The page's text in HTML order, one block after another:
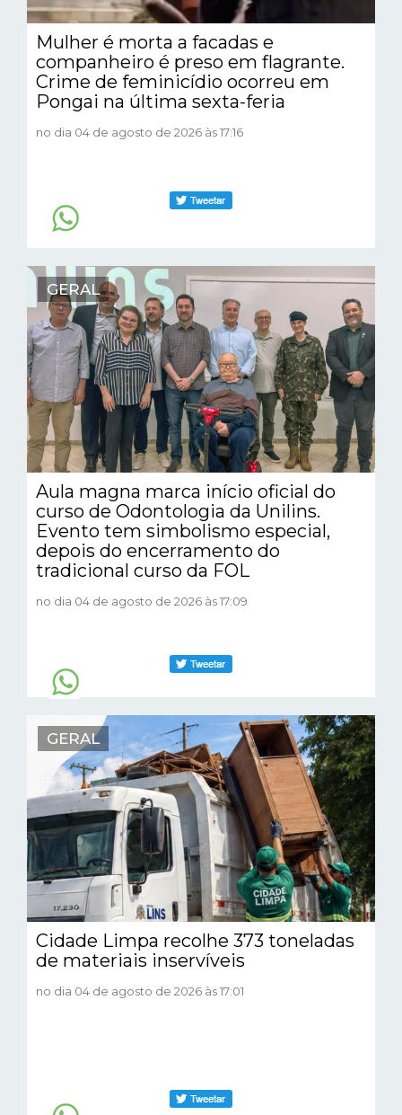
Mulher é morta a facadas e
companheiro é preso em flagrante.
Crime de feminicídio ocorreu em
Pongai na última sexta-feria
no dia 04 de agosto de 2026 às 17:16
GERAL
Aula magna marca início oficial do
curso de Odontologia da Unilins.
Evento tem simbolismo especial,
depois do encerramento do
tradicional curso da FOL
no dia 04 de agosto de 2026 às 17:09
GERAL
Cidade Limpa recolhe 373 toneladas
de materiais inservíveis
no dia 04 de agosto de 2026 às 17:01